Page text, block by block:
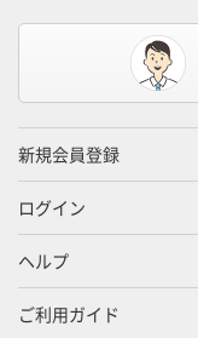
新規会員登録
ログイン
ヘルプ
ご利用ガイド